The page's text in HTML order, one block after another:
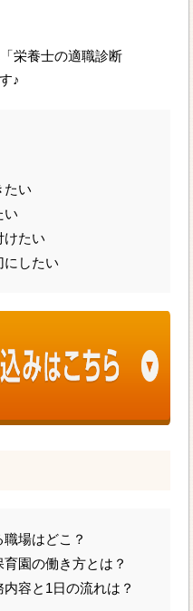
栄養士の適職診断
♪
たい
い
けたい
にしたい
場はどこ？
園の働き方とは？
容と1日の流れは？